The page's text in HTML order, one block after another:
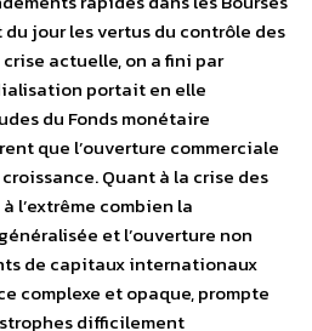
jour les vertus du contrôle des
actuelle, on a fini par
portait en elle
du Fonds monétaire
que l’ouverture commerciale
Quant à la crise des
l’extrême combien la
et l’ouverture non
de capitaux internationaux
complexe et opaque, prompte
difficilement